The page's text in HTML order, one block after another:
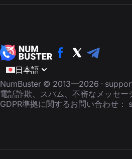
日本語
NumBuster © 2013—2026 ·
電話詐欺、スパム、不審なメッセ
GDPR準拠に関するお問い合わせ：